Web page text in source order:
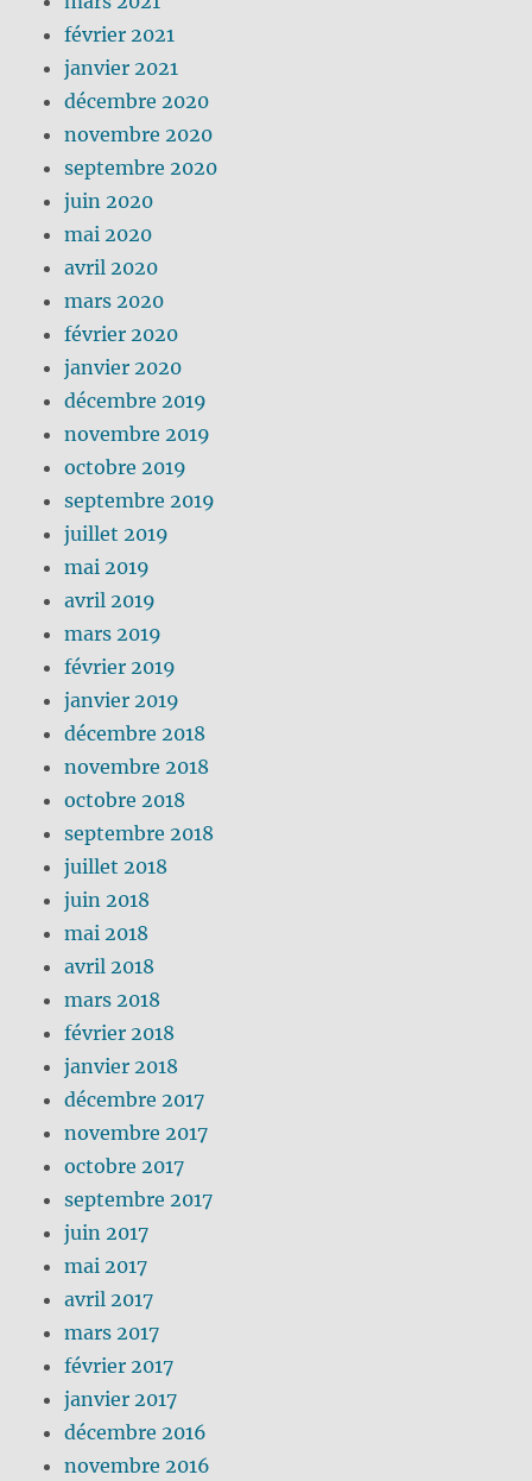
février 2021
janvier 2021
décembre 2020
novembre 2020
septembre 2020
juin 2020
mai 2020
avril 2020
mars 2020
février 2020
janvier 2020
décembre 2019
novembre 2019
octobre 2019
septembre 2019
juillet 2019
mai 2019
avril 2019
mars 2019
février 2019
janvier 2019
décembre 2018
novembre 2018
octobre 2018
septembre 2018
juillet 2018
juin 2018
mai 2018
avril 2018
mars 2018
février 2018
janvier 2018
décembre 2017
novembre 2017
octobre 2017
septembre 2017
juin 2017
mai 2017
avril 2017
mars 2017
février 2017
janvier 2017
décembre 2016
novembre 2016